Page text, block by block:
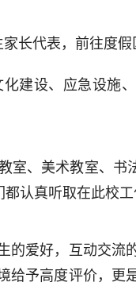
代表，前往度假
设、应急设施
、美术教室、书
认真听取在此校
爱好，互动交流
予高度评价，更